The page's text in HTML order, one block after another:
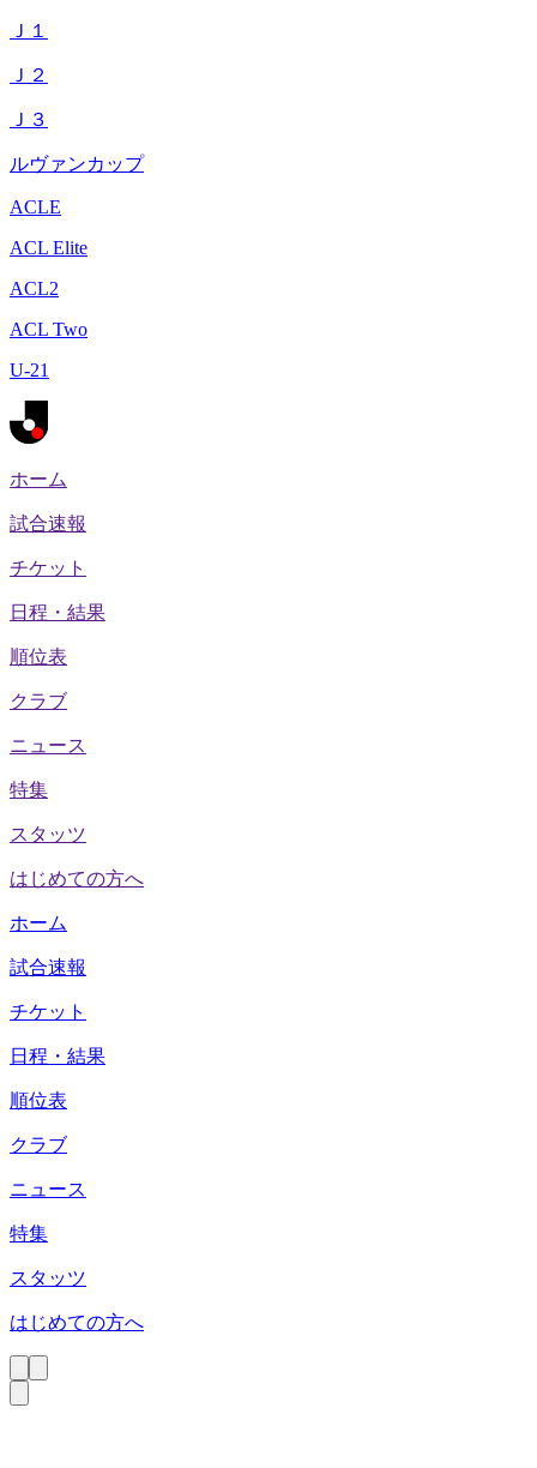
Ｊ１
Ｊ２
Ｊ３
ルヴァンカップ
ACLE
ACL Elite
ACL2
ACL Two
U-21
ホーム
試合速報
チケット
日程・結果
順位表
クラブ
ニュース
特集
スタッツ
はじめての方へ
ホーム
試合速報
チケット
日程・結果
順位表
クラブ
ニュース
特集
スタッツ
はじめての方へ